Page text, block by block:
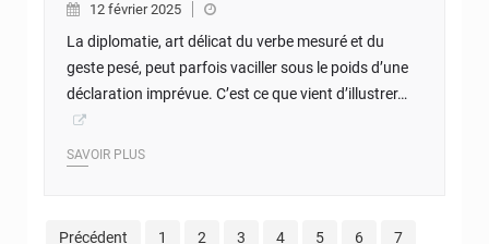
12 février 2025
La diplomatie, art délicat du verbe mesuré et du
geste pesé, peut parfois vaciller sous le poids d’une
déclaration imprévue. C’est ce que vient d’illustrer…
SAVOIR PLUS
Précédent 1 2 3 4 5 6 7